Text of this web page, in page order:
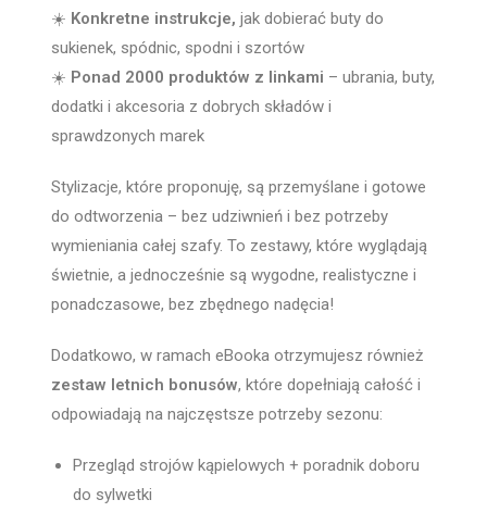
☀️ Konkretne instrukcje, jak dobierać buty do
sukienek, spódnic, spodni i szortów
☀️ Ponad 2000 produktów z linkami – ubrania, buty,
dodatki i akcesoria z dobrych składów i
sprawdzonych marek
Stylizacje, które proponuję, są przemyślane i gotowe
do odtworzenia – bez udziwnień i bez potrzeby
wymieniania całej szafy. To zestawy, które wyglądają
świetnie, a jednocześnie są wygodne, realistyczne i
ponadczasowe, bez zbędnego nadęcia!
Dodatkowo, w ramach eBooka otrzymujesz również
zestaw letnich bonusów, które dopełniają całość i
odpowiadają na najczęstsze potrzeby sezonu:
Przegląd strojów kąpielowych + poradnik doboru
do sylwetki